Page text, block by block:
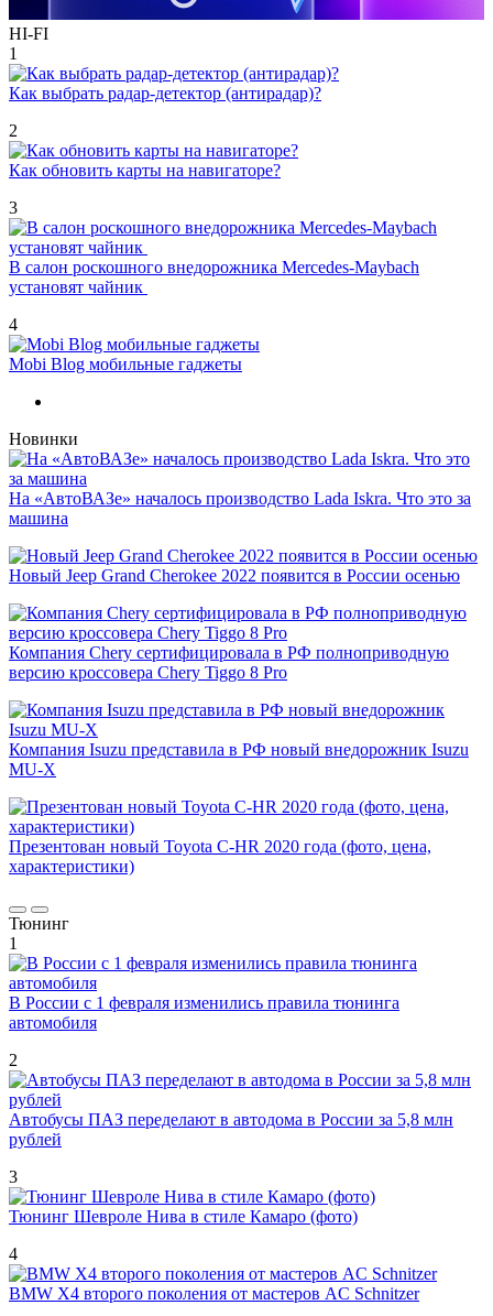
HI-FI
1
Как выбрать радар-детектор (антирадар)?
2
Как обновить карты на навигаторе?
3
В салон роскошного внедорожника Mercedes-Maybach
установят чайник
4
Mobi Blog мобильные гаджеты
Новинки
На «АвтоВАЗе» началось производство Lada Iskra. Что это за
машина
Новый Jeep Grand Cherokee 2022 появится в России осенью
Компания Chery сертифицировала в РФ полноприводную
версию кроссовера Chery Tiggo 8 Pro
Компания Isuzu представила в РФ новый внедорожник Isuzu
MU-X
Презентован новый Toyota C-HR 2020 года (фото, цена,
характеристики)
Тюнинг
1
В России с 1 февраля изменились правила тюнинга
автомобиля
2
Автобусы ПАЗ переделают в автодома в России за 5,8 млн
рублей
3
Тюнинг Шевроле Нива в стиле Камаро (фото)
4
BMW X4 второго поколения от мастеров AC Schnitzer